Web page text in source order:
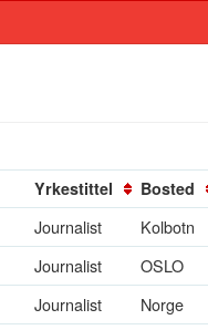
Yrkestittel Bosted
Journalist
Kolbotn
Journalist
OSLO
Journalist
Norge